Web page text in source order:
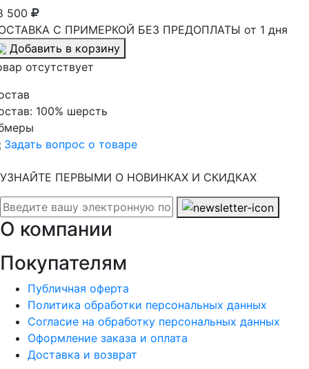
500
С ПРИМЕРКОЙ БЕЗ ПРЕДОПЛАТЫ от 1 дня
Добавить в корзину
отсутствует
100% шерсть
Задать вопрос о товаре
УЗНАЙТЕ ПЕРВЫМИ О НОВИНКАХ И СКИДКАХ
О компании
Покупателям
Публичная оферта
Политика обработки персональных данных
Согласие на обработку персональных данных
Оформление заказа и оплата
Доставка и возврат